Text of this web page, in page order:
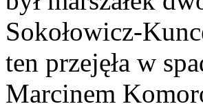
Sokołowicz-
ten przejęła w
Marcinem